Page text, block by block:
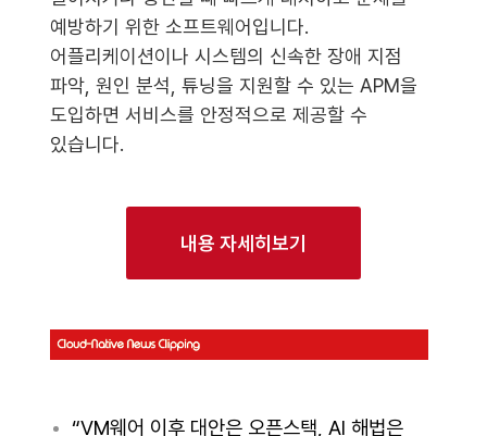
예방하기 위한 소프트웨어입니다.
어플리케이션이나 시스템의 신속한 장애 지점
파악, 원인 분석, 튜닝을 지원할 수 있는 APM을
도입하면 서비스를 안정적으로 제공할 수
있습니다.
내용 자세히보기
“VM웨어 이후 대안은 오픈스택, AI 해법은